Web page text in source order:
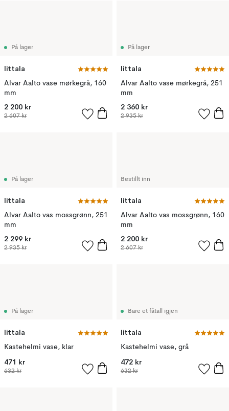
På lager
Iittala
Alvar Aalto vase mørkegrå, 160
mm
2 200 kr
2 607 kr
På lager
Iittala
Alvar Aalto vase mørkegrå, 251
mm
2 360 kr
2 935 kr
På lager
Iittala
Alvar Aalto vas mossgrønn, 251
mm
2 299 kr
2 935 kr
Bestillt inn
Iittala
Alvar Aalto vas mossgrønn, 160
mm
2 200 kr
2 607 kr
På lager
Iittala
Kastehelmi vase, klar
471 kr
632 kr
Bare et fåtall igjen
Iittala
Kastehelmi vase, grå
472 kr
632 kr